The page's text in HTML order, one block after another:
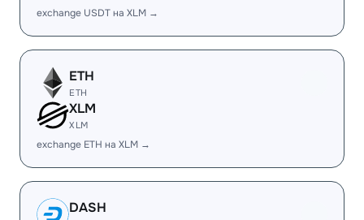
exchange USDT на XLM →
ETH
ETH
XLM
XLM
exchange ETH на XLM →
DASH